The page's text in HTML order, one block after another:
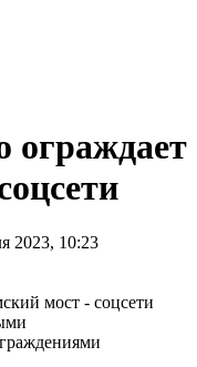
ограждает
2023, 10:23